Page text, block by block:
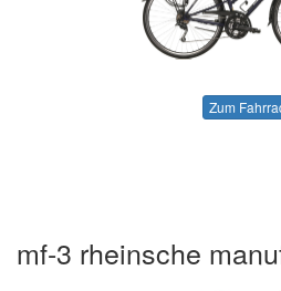
Zum
mf-3 rheinsche